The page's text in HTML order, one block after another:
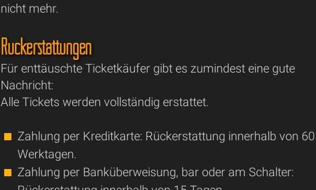
nicht mehr.
Rückerstattungen
Für enttäuschte Ticketkäufer gibt es zumindest eine gute
Nachricht:
Alle Tickets werden vollständig erstattet.
Zahlung per Kreditkarte: Rückerstattung innerhalb von 60
Werktagen.
Zahlung per Banküberweisung, bar oder am Schalter: